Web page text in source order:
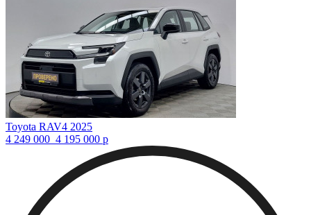
Toyota RAV4 2025
4 249 000 4 195 000 р